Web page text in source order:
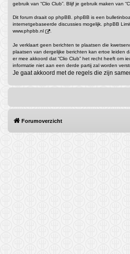
gebruik van “Clio Club”. Blijf je gebruik maken van
Dit forum draait op phpBB. phpBB is een
internetgebaseerde discussies mogelijk. phpBB
www.phpbb.nl
.
Je verklaart geen berichten te plaatsen die
plaatsen van dergelijke berichten kan ertoe leiden
er mee akkoord dat “Clio Club” het recht heeft om
informatie niet aan een derde partij zal worden
Je gaat akkoord met de regels die zijn
Forumoverzicht